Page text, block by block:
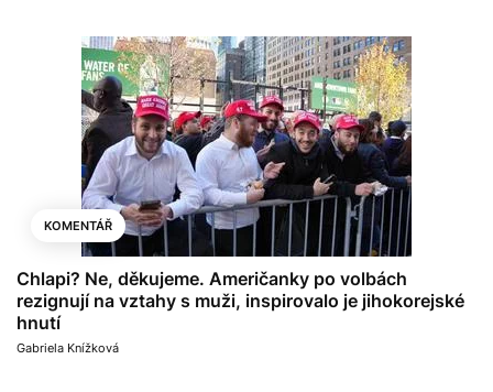
KOMENTÁŘ
Chlapi? Ne, děkujeme. Američanky po volbách
rezignují na vztahy s muži, inspirovalo je jihokorejské
hnutí
Gabriela Knížková